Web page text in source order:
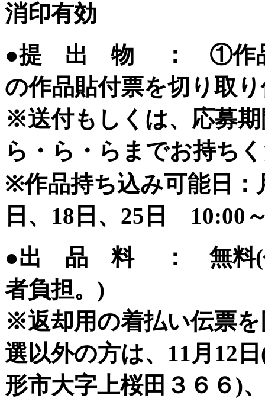
消印有効
●提 出 物 ： ①作品
の作品貼付票を切り取
※送付もしくは、応募
ら・ら・らまでお持ち
※作品持ち込み可能日：
日、18日、25日 10:00
●出 品 料 ： 無料(作
者負担。)
※返却用の着払い伝票
選以外の方は、11月12
形市大字上桜田３６６)